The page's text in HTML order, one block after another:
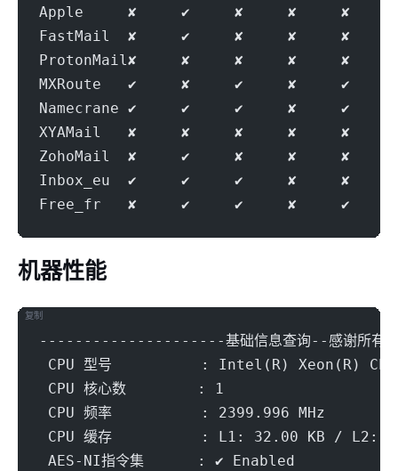
Apple     ✘     ✔     ✘     ✘     ✘
FastMail  ✘     ✔     ✘     ✘     ✘
ProtonMail✘     ✘     ✘     ✘     ✘
MXRoute   ✔     ✘     ✔     ✘     ✔
Namecrane ✔     ✔     ✔     ✘     ✔
XYAMail   ✘     ✘     ✘     ✘     ✘
ZohoMail  ✘     ✔     ✘     ✘     ✘
Inbox_eu  ✔     ✔     ✔     ✘     ✘
Free_fr   ✘     ✔     ✔     ✘     ✔
机器性能
---------------------基础信息查询--感谢所
CPU 型号          : Intel(R) Xeon(R) CPU
CPU 核心数        : 1
CPU 频率          : 2399.996 MHz
CPU 缓存          : L1: 32.00 KB / L2:
AES-NI指令集      : ✔ Enabled
复制